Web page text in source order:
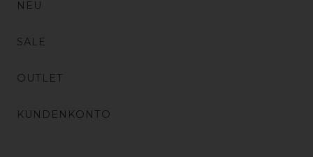
NEU
SALE
OUTLET
KUNDENKONTO